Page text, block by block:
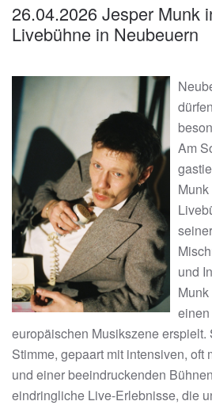
26.04.2026 Jesper Munk
Livebühne in Neubeuern
Am
Munk
und
europäischen Musikszene erspielt.
Stimme, gepaart mit intensiven,
und einer beeindruckenden
eindringliche Live-Erlebnisse, die